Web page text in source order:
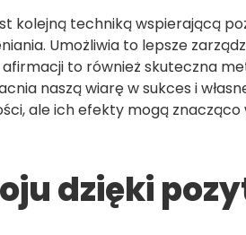
kolejną techniką wspierającą
Umożliwia to lepsze
to również skuteczna
naszą wiarę w sukces i
ale ich efekty mogą znacząco
dzięki